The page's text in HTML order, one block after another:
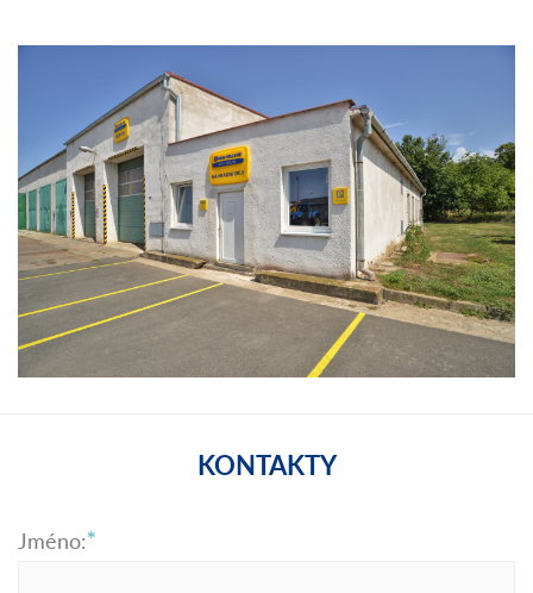
KONTAKTY
Jméno: